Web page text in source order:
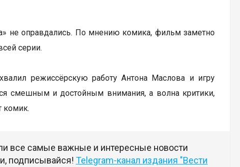
не оправдались. По мнению комика, фильм заметно
серии.
режиссёрскую работу Антона Маслова и игру
смешным и достойным внимания, а волна критики,
комик.
все самые важные и интересные новости
подписывайся! Telegram-канал издания "Вести